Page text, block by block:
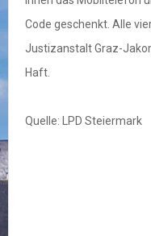
Code geschenkt. Alle
Justizanstalt Graz-
Haft.
Quelle: LPD Steiermark